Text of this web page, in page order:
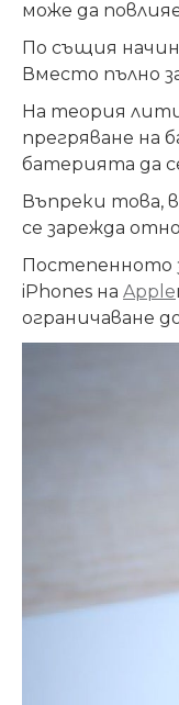
може да
По същия
Вместо пълно
На теория
прегряване на
батерията да
Въпреки това,
се зарежда
Постепенното
iPhones на Apple
ограничаване